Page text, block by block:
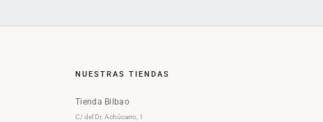
NUESTRAS TIENDAS
Tienda Bilbao
C/ del Dr. Achúcarro, 1